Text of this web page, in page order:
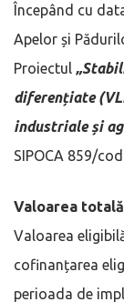
Începând cu
Apelor și
Proiectul
diferențiate
industriale și
SIPOCA 859/
Valoarea
Valoarea
cofinanțarea
perioada de